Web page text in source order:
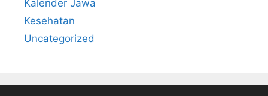
Kalender Jawa
Kesehatan
Uncategorized